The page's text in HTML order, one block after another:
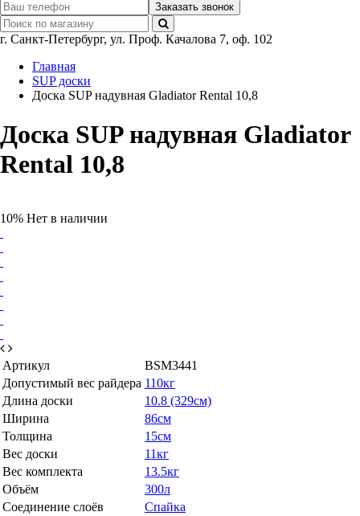
Заказать звонок
г. Санкт-Петербург, ул. Проф. Качалова 7, оф. 102
Главная
SUP доски
Доска SUP надувная Gladiator Rental 10,8
Доска SUP надувная Gladiator
Rental 10,8
10% Нет в наличии
Артикул
BSM3441
Допустимый вес райдера 110кг
Длина доски
10.8 (329см)
Ширина
86см
Толщина
15см
Вес доски
11кг
Вес комплекта
13.5кг
Объём
300л
Соединение слоёв
Спайка